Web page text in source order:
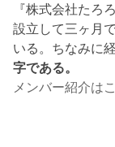
『株式会社たろ
設立して三ヶ月
いる。ちなみに
字である。
メンバー紹介は